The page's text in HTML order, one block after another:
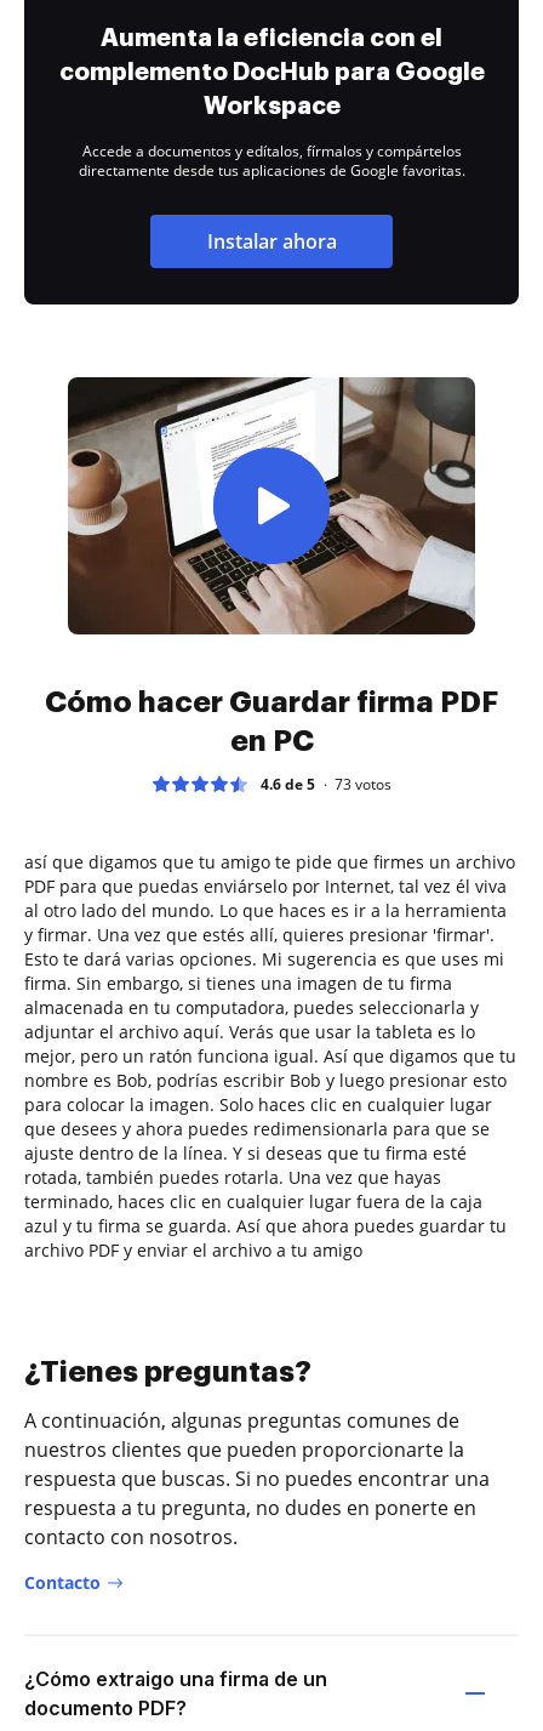
Aumenta la eficiencia con el
complemento DocHub para Google
Workspace
Accede a documentos y edítalos, fírmalos y compártelos
directamente desde tus aplicaciones de Google favoritas.
Instalar ahora
Cómo hacer Guardar firma PDF
en PC
4.6 de 5 73votos
así que digamos que tu amigo te pide que firmes un archivo
PDF para que puedas enviárselo por Internet, tal vez él viva
al otro lado del mundo. Lo que haces es ir a la herramienta
y firmar. Una vez que estés allí, quieres presionar 'firmar'.
Esto te dará varias opciones. Mi sugerencia es que uses mi
firma. Sin embargo, si tienes una imagen de tu firma
almacenada en tu computadora, puedes seleccionarla y
adjuntar el archivo aquí. Verás que usar la tableta es lo
mejor, pero un ratón funciona igual. Así que digamos que tu
nombre es Bob, podrías escribir Bob y luego presionar esto
para colocar la imagen. Solo haces clic en cualquier lugar
que desees y ahora puedes redimensionarla para que se
ajuste dentro de la línea. Y si deseas que tu firma esté
rotada, también puedes rotarla. Una vez que hayas
terminado, haces clic en cualquier lugar fuera de la caja
azul y tu firma se guarda. Así que ahora puedes guardar tu
archivo PDF y enviar el archivo a tu amigo
¿Tienes preguntas?
A continuación, algunas preguntas comunes de
nuestros clientes que pueden proporcionarte la
respuesta que buscas. Si no puedes encontrar una
respuesta a tu pregunta, no dudes en ponerte en
contacto con nosotros.
Contacto
¿Cómo extraigo una firma de un
documento PDF?